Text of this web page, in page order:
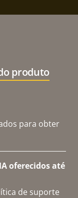
produto
para obter
oferecidos até
de suporte